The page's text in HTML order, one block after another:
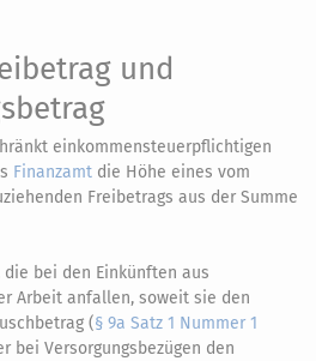
und
einkommensteuerpflichtigen
Finanzamt die Höhe eines vom
Freibetrags aus der Summe
die bei den Einkünften aus
Arbeit anfallen, soweit sie den
(§ 9a Satz 1 Nummer 1
bei Versorgungsbezügen den